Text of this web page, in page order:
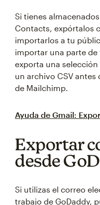
Si tienes
Contacts, expórtalos
importarlos a tu
importar una parte
exporta una
un archivo CSV
de Mailchimp.
Ayuda de Gmail:
Exportar
desde
Si utilizas el correo
trabajo de GoDaddy,